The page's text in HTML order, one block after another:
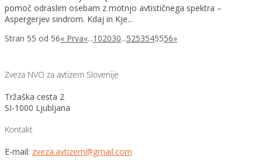
pomoč odraslim osebam z motnjo avtističnega spektra –
Aspergerjev sindrom. Kdaj in Kje...
Stran 55 od 56« Prva«...102030...5253545556»
Zveza NVO za avtizem Slovenije
Tržaška cesta 2
SI-1000 Ljubljana
Kontakt
E-mail: zveza.avtizem@gmail.com